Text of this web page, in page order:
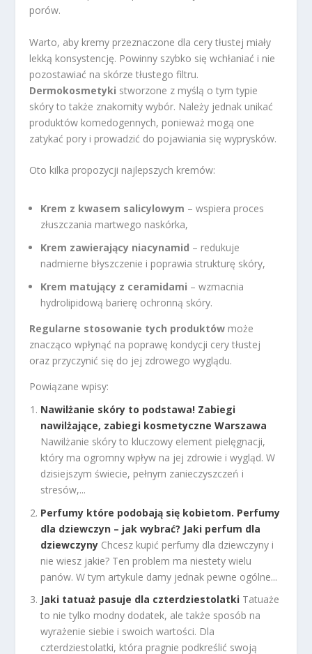
porów.
Warto, aby kremy przeznaczone dla cery tłustej miały
lekką konsystencję. Powinny szybko się wchłaniać i nie
pozostawiać na skórze tłustego filtru.
Dermokosmetyki stworzone z myślą o tym typie
skóry to także znakomity wybór. Należy jednak unikać
produktów komedogennych, ponieważ mogą one
zatykać pory i prowadzić do pojawiania się wyprysków.
Oto kilka propozycji najlepszych kremów:
Krem z kwasem salicylowym – wspiera proces
złuszczania martwego naskórka,
Krem zawierający niacynamid – redukuje
nadmierne błyszczenie i poprawia strukturę skóry,
Krem matujący z ceramidami – wzmacnia
hydrolipidową barierę ochronną skóry.
Regularne stosowanie tych produktów może
znacząco wpłynąć na poprawę kondycji cery tłustej
oraz przyczynić się do jej zdrowego wyglądu.
Powiązane wpisy:
Nawilżanie skóry to podstawa! Zabiegi
nawilżające, zabiegi kosmetyczne Warszawa
Nawilżanie skóry to kluczowy element pielęgnacji,
który ma ogromny wpływ na jej zdrowie i wygląd. W
dzisiejszym świecie, pełnym zanieczyszczeń i
stresów,...
Perfumy które podobają się kobietom. Perfumy
dla dziewczyn – jak wybrać? Jaki perfum dla
dziewczyny Chcesz kupić perfumy dla dziewczyny i
nie wiesz jakie? Ten problem ma niestety wielu
panów. W tym artykule damy jednak pewne ogólne...
Jaki tatuaż pasuje dla czterdziestolatki Tatuaże
to nie tylko modny dodatek, ale także sposób na
wyrażenie siebie i swoich wartości. Dla
czterdziestolatki, która pragnie podkreślić swoją